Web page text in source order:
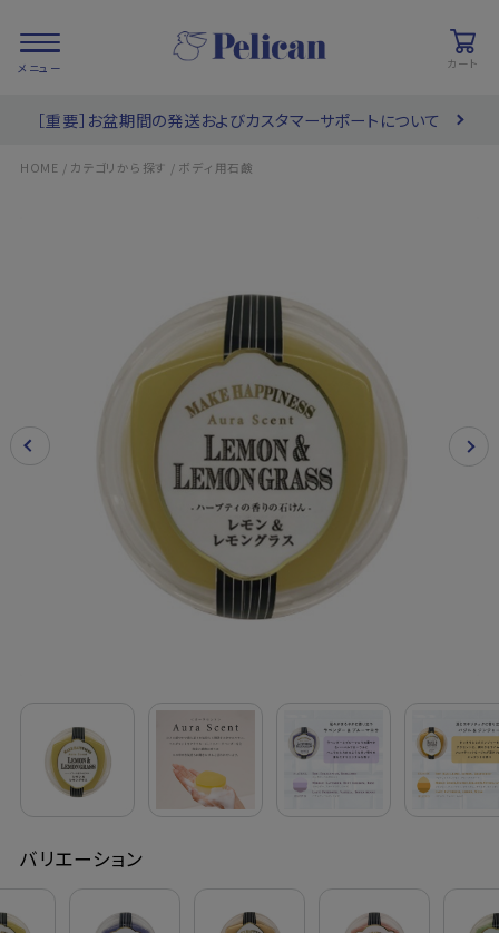
カート
/ 商品を探す
COLLECTIONS/ ブランド一覧
定期購入
ご利用案内
よくあるご質問
会員登録でお得
NEWS一覧
［重要］お盆期間の発送およびカスタマーサポートについて
HOME / カテゴリから探す / ボディ用石鹸
バリエーション